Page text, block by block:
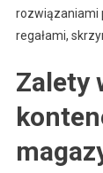
rozwiązaniami
regałami,
Zalety